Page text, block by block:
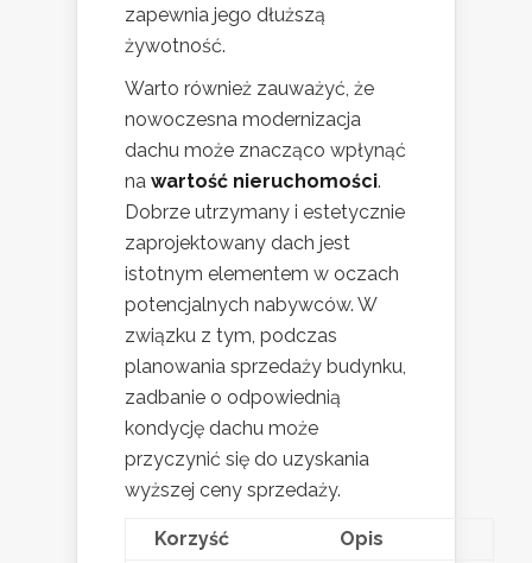
zapewnia jego dłuższą
żywotność.
Warto również zauważyć, że
nowoczesna modernizacja
dachu może znacząco wpłynąć
na wartość nieruchomości.
Dobrze utrzymany i estetycznie
zaprojektowany dach jest
istotnym elementem w oczach
potencjalnych nabywców. W
związku z tym, podczas
planowania sprzedaży budynku,
zadbanie o odpowiednią
kondycję dachu może
przyczynić się do uzyskania
wyższej ceny sprzedaży.
Korzyść Opis